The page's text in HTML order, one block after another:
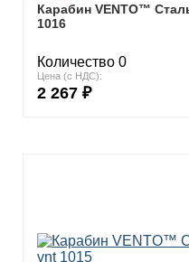
Карабин VENTO™
1016
Количество 0
Цена (с НДС):
2 267 ₽